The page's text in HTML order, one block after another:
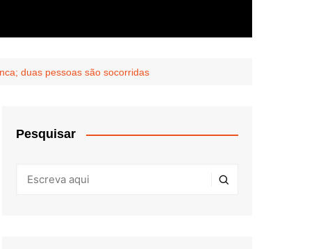
duas pessoas são socorridas
Pesquisar